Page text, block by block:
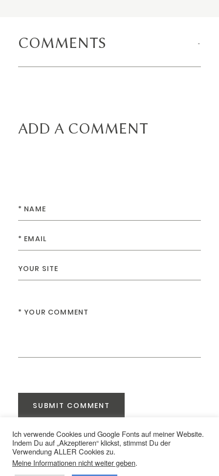
COMMENTS
ADD A COMMENT
SUBMIT COMMENT
COPYRIGHTS ©LORELAI VAN LUX 2026 |
IMPRESSUM
Ich verwende Cookies und Google Fonts auf meiner Website.
Indem Du auf „Akzeptieren“ klickst, stimmst Du der
Verwendung ALLER Cookies zu.
Meine Informationen nicht weiter geben.